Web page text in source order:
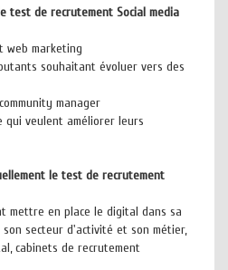
test de recrutement Social media
web marketing
souhaitant évoluer vers des
manager
qui veulent améliorer leurs
le test de recrutement
mettre en place le digital dans sa
secteur d'activité et son métier,
cabinets de recrutement